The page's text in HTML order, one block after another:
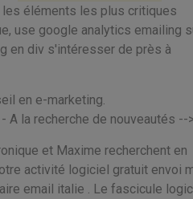
les éléments les plus critiques
use google analytics emailing
en div s'intéresser de près à
en e-marketing.
A la recherche de nouveautés --
et Maxime recherchent en
activité logiciel gratuit envoi
email italie . Le fascicule